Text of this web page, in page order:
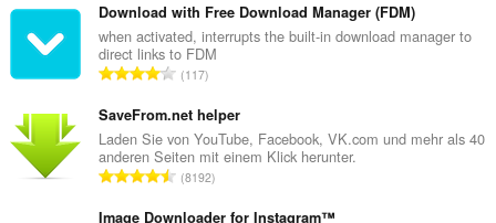
s
a
m
t
B
e
w
e
r
Download with Free Download Manager (FDM)
when activated, interrupts the built-in download manager to
direct links to FDM
G
s
a
m
t
117
SaveFrom.net helper
Laden Sie von YouTube, Facebook, VK.com und mehr als 40
anderen Seiten mit einem Klick herunter.
G8192
Image Downloader for Instagram™